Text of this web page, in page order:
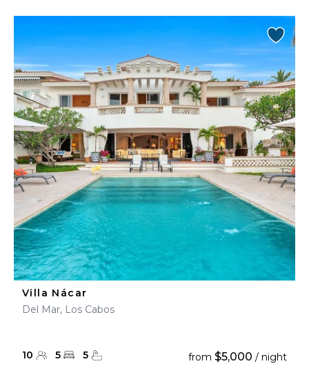
Villa Nácar
Del Mar, Los Cabos
10 5 5 from $5,000 / night